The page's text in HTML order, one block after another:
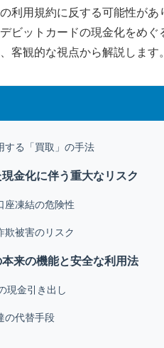
利用規約に反する可能性が
ビットカードの現金化をめ
客観的な視点から解説します。
する「買取」の手法
現金化に伴う重大なリスク
座凍結の危険性
欺被害のリスク
来の機能と安全な利用法
現金引き出し
の代替手段